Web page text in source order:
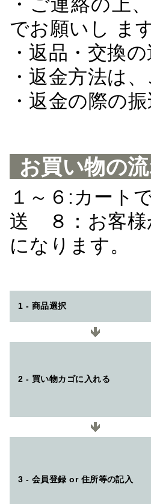
でお願いし ます
・返品・交換
・返金方法は
・返金の際の
お買い物の
１～６:カート
送 ８：お客様
になります。
1 - 商品選択
2 - 買い物カゴに入れる
3 - 会員登録 or 住所等の記入